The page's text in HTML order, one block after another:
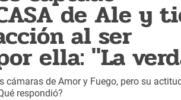
de Ale y
al ser
ella: "La
cámaras de Amor y Fuego, pero su
respondió?